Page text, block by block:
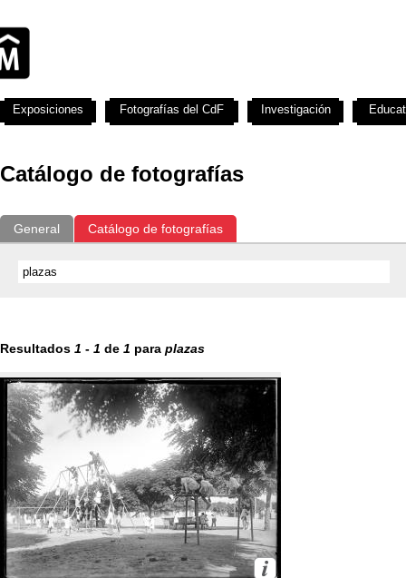
Catálogo de fotografías
General Catálogo de fotografías
Resultados 1 - 1 de 1 para plazas
Exposiciones Fotografías del CdF Investigación